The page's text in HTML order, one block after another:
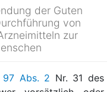
der Guten
von
zur
Abs. 2 Nr. 31 des